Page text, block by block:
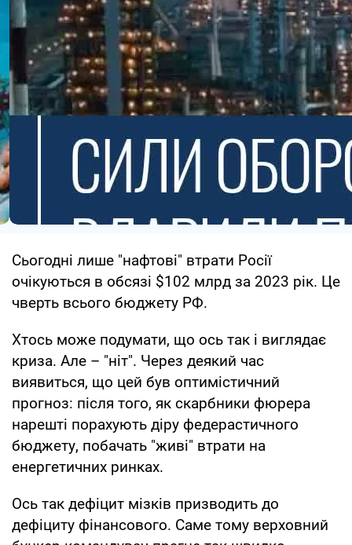
Сьогодні лише "нафтові" втрати Росії
очікуються в обсязі $102 млрд за 2023 рік. Це
чверть всього бюджету РФ.
Хтось може подумати, що ось так і виглядає
криза. Але – "ніт". Через деякий час
виявиться, що цей був оптимістичний
прогноз: після того, як скарбники фюрера
нарешті порахують діру федерастичного
бюджету, побачать "живі" втрати на
енергетичних ринках.
Ось так дефіцит мізків призводить до
дефіциту фінансового. Саме тому верховний